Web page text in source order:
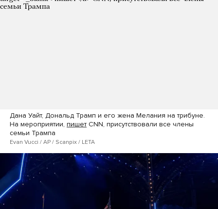
Дана Уайт, Дональд Трамп и его жена Мелания на трибуне.
На мероприятии, пишет CNN, присутствовали все члены
семьи Трампа
Evan Vucci / AP / Scanpix / LETA